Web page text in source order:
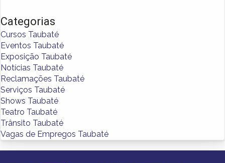
Categorias
Cursos Taubaté
Eventos Taubaté
Exposição Taubaté
Notícias Taubaté
Reclamações Taubaté
Serviços Taubaté
Shows Taubaté
Teatro Taubaté
Trânsito Taubaté
Vagas de Empregos Taubaté